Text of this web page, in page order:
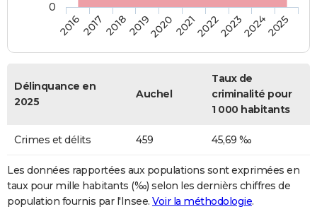
2016201720182019202020212022202320242025
0
Délinquance en
2025
Auchel
Taux de
criminalité pour
1 000 habitants
Crimes et délits 459 45,69 ‰
Les données rapportées aux populations sont exprimées en
taux pour mille habitants (‰) selon les dernièrs chiffres de
population fournis par l'Insee. Voir la méthodologie.